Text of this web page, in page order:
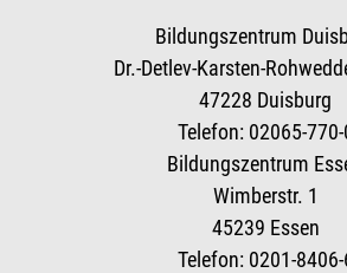
Bildungszentrum
Dr.-Detlev-Karsten-
47228 Duisburg
Telefon: 02065-770-
Bildungszentrum
Wimberstr. 1
45239 Essen
Telefon: 0201-8406-